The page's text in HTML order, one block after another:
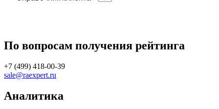
По вопросам получения рейтинга
+7 (499) 418-00-39
sale@raexpert.ru
Аналитика